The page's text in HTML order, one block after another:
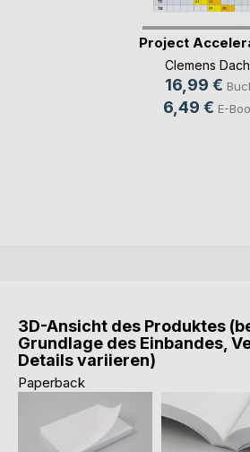
Project
Clemens
16,99 €
6,49 € E-
3D-Ansicht des Produktes
Grundlage des Einbandes,
Details variieren)
Paperback